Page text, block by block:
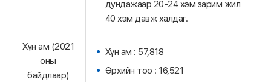
дундажаар 20-24 хэм зарим жил
40 хэм давж халдаг.
Хүн ам (2021
оны
байдлаар)
Хүн ам : 57,818
Өрхийн тоо : 16,521